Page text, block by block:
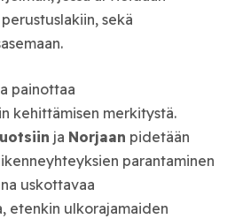
sekä
painottaa
kehittämisen merkitystä.
ja Norjaan pidetään
parantaminen
uskottavaa
etenkin ulkorajamaiden